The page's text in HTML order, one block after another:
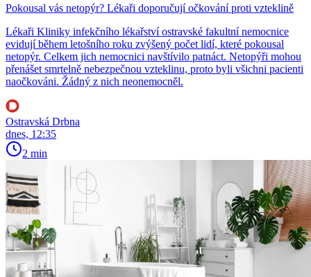
Pokousal vás netopýr? Lékaři doporučují očkování proti vzteklině
Lékaři Kliniky infekčního lékařství ostravské fakultní nemocnice
evidují během letošního roku zvýšený počet lidí, které pokousal
netopýr. Celkem jich nemocnici navštívilo patnáct. Netopýři mohou
přenášet smrtelně nebezpečnou vzteklinu, proto byli všichni pacienti
naočkováni. Žádný z nich neonemocněl.
Ostravská Drbna
dnes, 12:35
2 min